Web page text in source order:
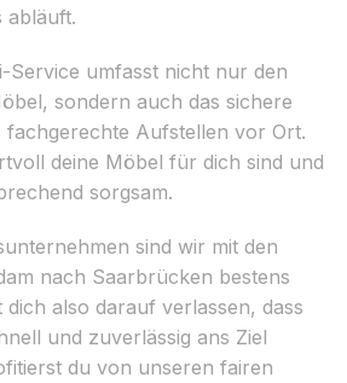
abläuft.
Service umfasst nicht nur den
sondern auch das sichere
fachgerechte Aufstellen vor Ort.
deine Möbel für dich sind und
sorgsam.
sind wir mit den
nach Saarbrücken bestens
also darauf verlassen, dass
und zuverlässig ans Ziel
du von unseren fairen